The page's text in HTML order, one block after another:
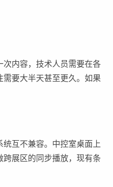
内容，技术人员需要在各
要大半天甚至更久。如果
互不兼容。中控室桌面上
展区的同步播放，现有条